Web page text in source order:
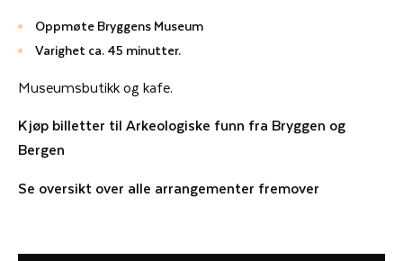
Oppmøte Bryggens Museum
Varighet ca. 45 minutter.
Museumsbutikk og kafe.
Kjøp billetter til Arkeologiske funn fra Bryggen og
Bergen
Se oversikt over alle arrangementer fremover